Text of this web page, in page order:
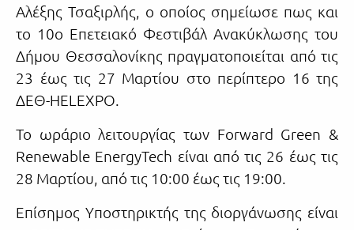
Αλέξης Τσαξιρλής, ο οποίος σημείωσε πως και
το 10ο Επετειακό Φεστιβάλ Ανακύκλωσης του
Δήμου Θεσσαλονίκης πραγματοποιείται από τις
23 έως τις 27 Μαρτίου στο περίπτερο 16 της
ΔΕΘ-HELEXPO.
Το ωράριο λειτουργίας των Forward Green &
Renewable EnergyTech είναι από τις 26 έως τις
28 Μαρτίου, από τις 10:00 έως τις 19:00.
Επίσημος Υποστηρικτής της διοργάνωσης είναι